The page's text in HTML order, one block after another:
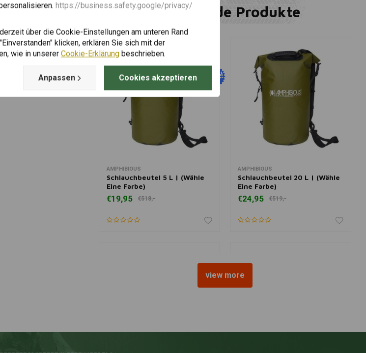
Ergänzende Produkte
Zum Warenkorb hinzufügen
AMPHIBIOUS
Schlauchbeutel 5 L | (Wähle
Eine Farbe)
€19,95 €518,-
Zum Warenkorb hinzufügen
AMPHIBIOUS
Schlauchbeutel 20 L | (Wähle
Eine Farbe)
€24,95 €519,-
view more
https://business.safety.google/privacy/
über die Cookie-Einstellungen am unteren Rand
klicken, erklären Sie sich mit der
wie in unserer Cookie-Erklärung beschrieben.
Anpassen Cookies akzeptieren